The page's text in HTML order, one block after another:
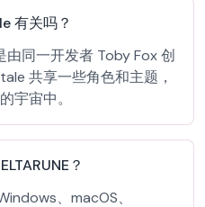
有关吗？
由同一开发者 Toby Fox 创
共享一些角色和主题，
宇宙中。
？
、macOS、